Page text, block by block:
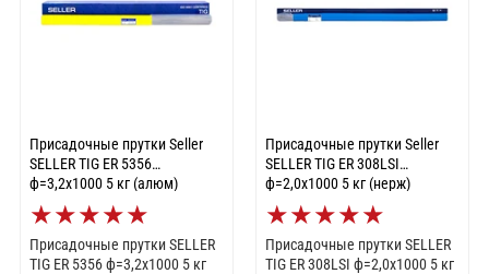
Присадочные прутки Seller
SELLER TIG ER 5356
ф=3,2х1000 5 кг (алюм)
★★★★★
Присадочные прутки SELLER
TIG ER 5356 ф=3,2х1000 5 кг
Присадочные прутки Seller
SELLER TIG ER 308LSI
ф=2,0х1000 5 кг (нерж)
★★★★★
Присадочные прутки SELLER
TIG ER 308LSI ф=2,0х1000 5 кг